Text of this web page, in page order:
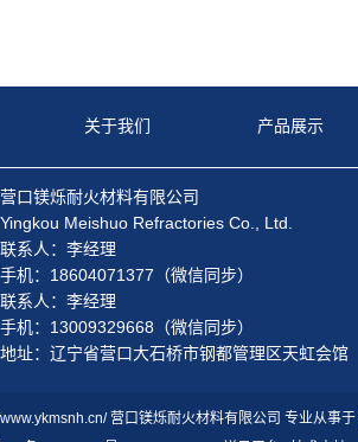
关于我们 产品展示
营口镁烁耐火材料有限公司
Yingkou Meishuo Refractories Co., Ltd.
联系人：李经理
手机：18604071377（微信同步）
联系人：李经理
手机：13009329668（微信同步）
地址：辽宁省营口大石桥市钢都管理区天虹会馆
营口镁烁耐火材料有限公司 专业从事于